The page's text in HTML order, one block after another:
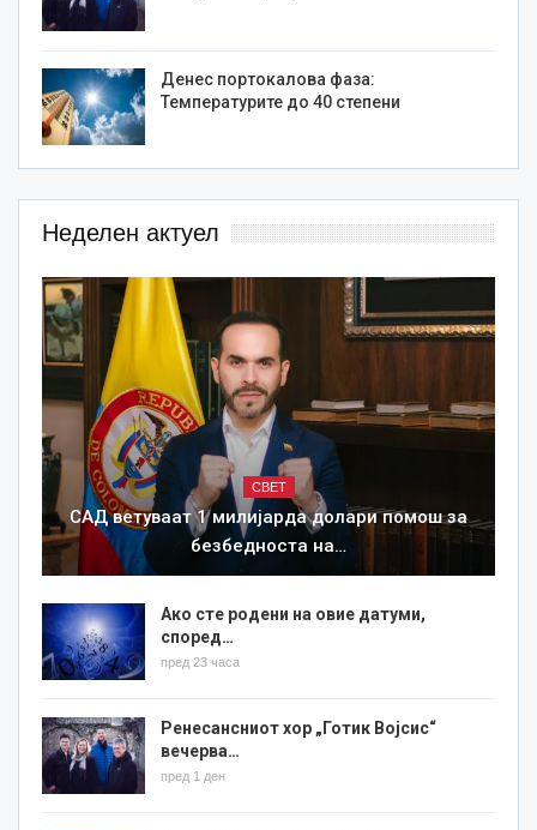
Денес портокалова фаза:
Температурите до 40 степени
Неделен актуел
СВЕТ
САД ветуваат 1 милијарда долари помош за
безбедноста на…
Ако сте родени на овие датуми,
според…
пред 23 часа
Ренесансниот хор „Готик Војсис“
вечерва…
пред 1 ден